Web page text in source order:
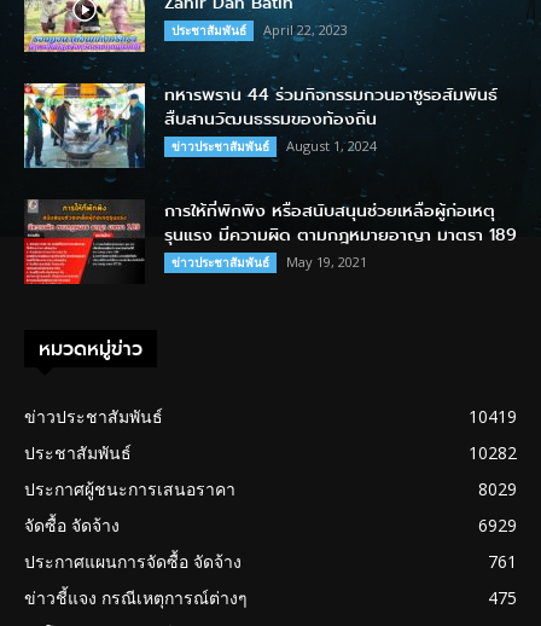
ประชาสัมพันธ์ April 22, 2023
ทหารพราน 44 ร่วมกิจกรรมกวนอาซูรอสัมพันธ์
สืบสานวัฒนธรรมของท้องถิ่น
ข่าวประชาสัมพันธ์ August 1, 2024
การให้ที่พักพิง หรือสนับสนุนช่วยเหลือผู้ก่อเหตุ
รุนแรง มีความผิด ตามกฎหมายอาญา มาตรา 189
ข่าวประชาสัมพันธ์ May 19, 2021
หมวดหมู่ข่าว
ข่าวประชาสัมพันธ์
10419
ประชาสัมพันธ์
10282
ประกาศผู้ชนะการเสนอราคา
8029
จัดซื้อ จัดจ้าง
6929
ประกาศแผนการจัดซื้อ จัดจ้าง
761
ข่าวชี้แจง กรณีเหตุการณ์ต่างๆ
475